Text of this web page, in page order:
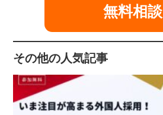
無料相談
その他の人気記事